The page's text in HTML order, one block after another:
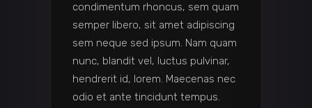
condimentum rhoncus, sem quam
semper libero, sit amet adipiscing
sem neque sed ipsum. Nam quam
nunc, blandit vel, luctus pulvinar,
hendrerit id, lorem. Maecenas nec
odio et ante tincidunt tempus.